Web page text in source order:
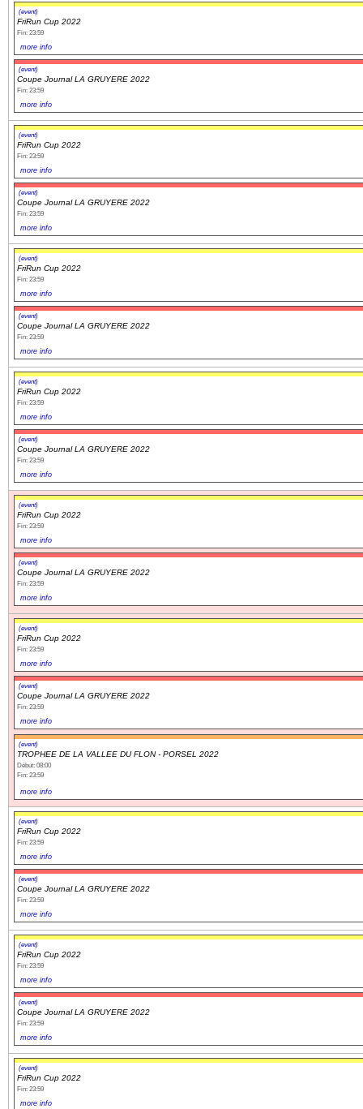
(event)
FriRun Cup 2022
Fin: 23:59
more info
(event)
Coupe Journal LA GRUYERE 2022
Fin: 23:59
more info
(event)
FriRun Cup 2022
Fin: 23:59
more info
(event)
Coupe Journal LA GRUYERE 2022
Fin: 23:59
more info
(event)
FriRun Cup 2022
Fin: 23:59
more info
(event)
Coupe Journal LA GRUYERE 2022
Fin: 23:59
more info
(event)
FriRun Cup 2022
Fin: 23:59
more info
(event)
Coupe Journal LA GRUYERE 2022
Fin: 23:59
more info
(event)
FriRun Cup 2022
Fin: 23:59
more info
(event)
Coupe Journal LA GRUYERE 2022
Fin: 23:59
more info
(event)
FriRun Cup 2022
Fin: 23:59
more info
(event)
Coupe Journal LA GRUYERE 2022
Fin: 23:59
more info
(event)
TROPHEE DE LA VALLEE DU FLON - PORSEL 2022
Début: 08:00
Fin: 23:59
more info
(event)
FriRun Cup 2022
Fin: 23:59
more info
(event)
Coupe Journal LA GRUYERE 2022
Fin: 23:59
more info
(event)
FriRun Cup 2022
Fin: 23:59
more info
(event)
Coupe Journal LA GRUYERE 2022
Fin: 23:59
more info
(event)
FriRun Cup 2022
Fin: 23:59
more info